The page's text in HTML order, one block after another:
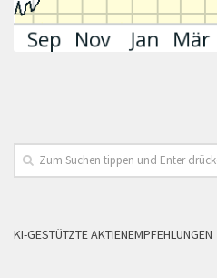
KI-GESTÜTZTE AKTIENEMPFEHLUNGEN